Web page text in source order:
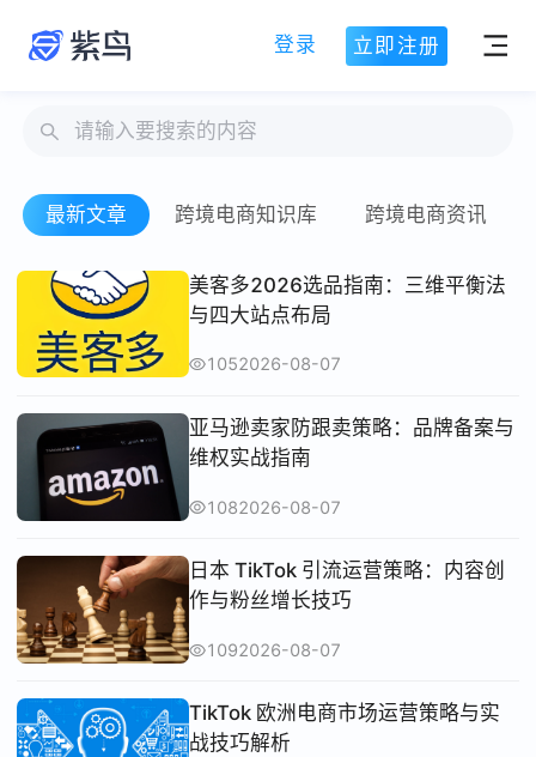
登录 立即注册
最新文章 跨境电商知识库 跨境电商资讯
美客多2026选品指南：三维平衡法
与四大站点布局
1052026-08-07
亚马逊卖家防跟卖策略：品牌备案与
维权实战指南
1082026-08-07
日本 TikTok 引流运营策略：内容创
作与粉丝增长技巧
1092026-08-07
TikTok 欧洲电商市场运营策略与实
战技巧解析